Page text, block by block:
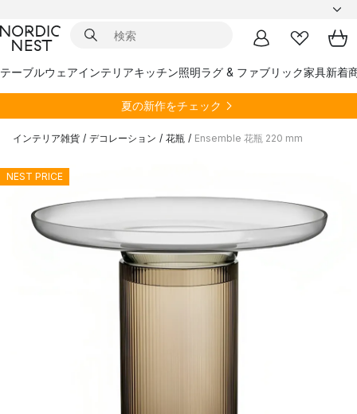
テーブルウェアインテリアキッチン照明ラグ & ファブリック家具新着
夏の新作をチェック
インテリア雑貨 / デコレーション / 花瓶 / Ensemble 花瓶 220 mm
NEST PRICE